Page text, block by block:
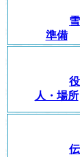
準備
人・場所